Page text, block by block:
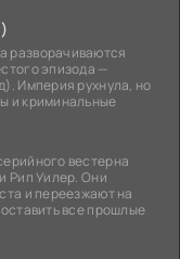
разворачиваются
эпизода —
Империя рухнула, но
и криминальные
вестерна
Рип Уилер. Они
и переезжают на
все прошлые